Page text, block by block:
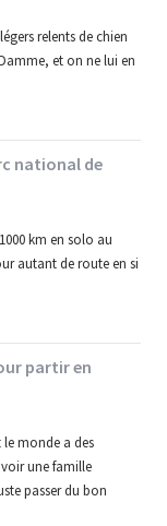
relents de chien
et on ne lui en
national de
km en solo au
autant de route en si
partir en
monde a des
une famille
passer du bon